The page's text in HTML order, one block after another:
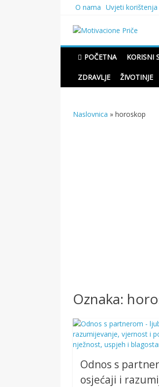
content
O nama Uvjeti korištenja
POČETNA
KORISNI
ZDRAVLJE ŽIVOTINJE
Naslovnica »horoskop
Oznaka:
Odnos s
osjećaji i